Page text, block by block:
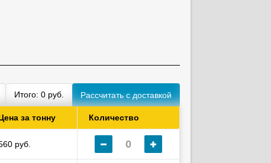
Итого: 0руб.
за тонну Количество
руб.